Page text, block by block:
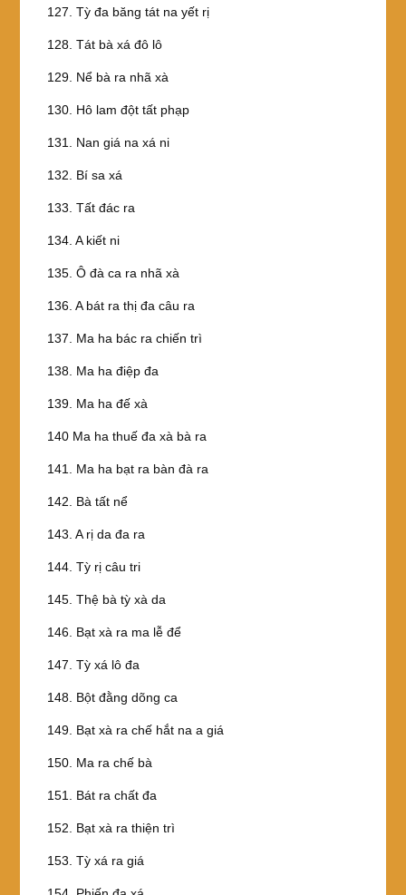
127. Tỳ đa băng tát na yết rị
128. Tát bà xá đô lô
129. Nể bà ra nhã xà
130. Hô lam đột tất phạp
131. Nan giá na xá ni
132. Bí sa xá
133. Tất đác ra
134. A kiết ni
135. Ô đà ca ra nhã xà
136. A bát ra thị đa câu ra
137. Ma ha bác ra chiến trì
138. Ma ha điệp đa
139. Ma ha đế xà
140 Ma ha thuế đa xà bà ra
141. Ma ha bạt ra bàn đà ra
142. Bà tất nể
143. A rị da đa ra
144. Tỳ rị câu tri
145. Thệ bà tỳ xà da
146. Bạt xà ra ma lễ để
147. Tỳ xá lô đa
148. Bột đằng dõng ca
149. Bạt xà ra chế hắt na a giá
150. Ma ra chế bà
151. Bát ra chất đa
152. Bạt xà ra thiện trì
153. Tỳ xá ra giá